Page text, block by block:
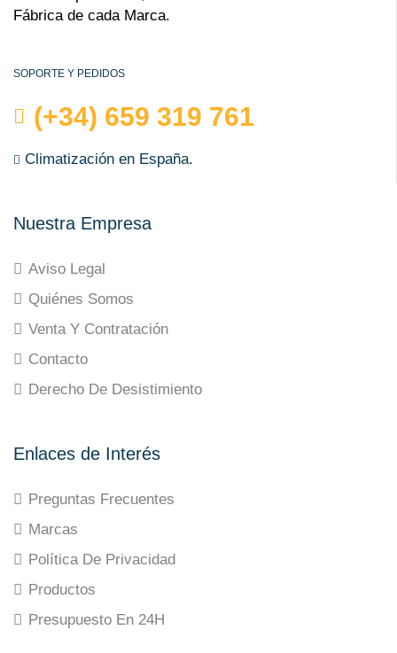
Fábrica de cada Marca.
SOPORTE Y PEDIDOS
(+34) 659 319 761
Climatización en España.
Nuestra Empresa
Aviso Legal
Quiénes Somos
Venta Y Contratación
Contacto
Derecho De Desistimiento
Enlaces de Interés
Preguntas Frecuentes
Marcas
Política De Privacidad
Productos
Presupuesto En 24H